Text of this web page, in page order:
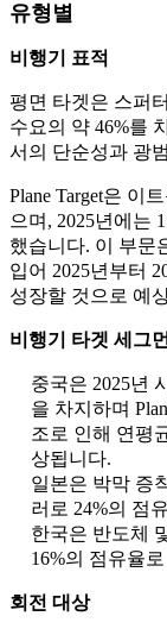
유형별
비행기 표적
평면 타겟은 스퍼
수요의 약 46%를
서의 단순성과 광
Plane Target은 이
으며, 2025년에는
했습니다. 이 부문
입어 2025년부터
성장할 것으로 예
비행기 타겟 세그
중국은 2025년
을 차지하며
조로 인해 연평
상됩니다.
일본은 박막 증
러로 24%의 점
한국은 반도체
16%의 점유율
회전 대상